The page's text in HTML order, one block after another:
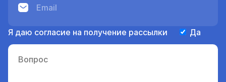
Я даю согласие на получение рассылки Да